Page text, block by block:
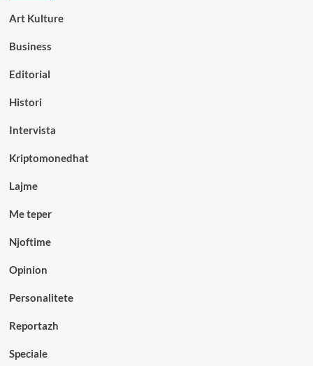
Art Kulture
Business
Editorial
Histori
Intervista
Kriptomonedhat
Lajme
Me teper
Njoftime
Opinion
Personalitete
Reportazh
Speciale